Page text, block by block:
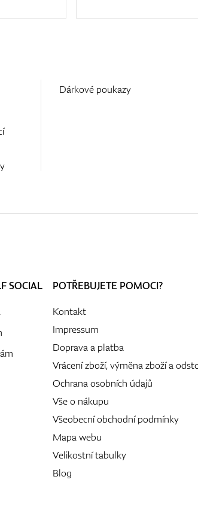
Dárkové poukazy
SOCIAL
POTŘEBUJETE POMOCI?
Kontakt
Impressum
Doprava a platba
Vrácení zboží, výměna zboží a
Ochrana osobních údajů
Vše o nákupu
Všeobecní obchodní podmínky
Mapa webu
Velikostní tabulky
Blog